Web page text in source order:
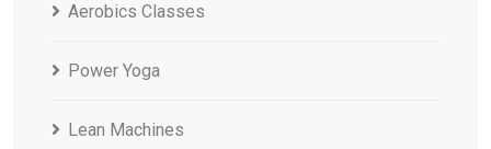
Aerobics Classes
Power Yoga
Lean Machines